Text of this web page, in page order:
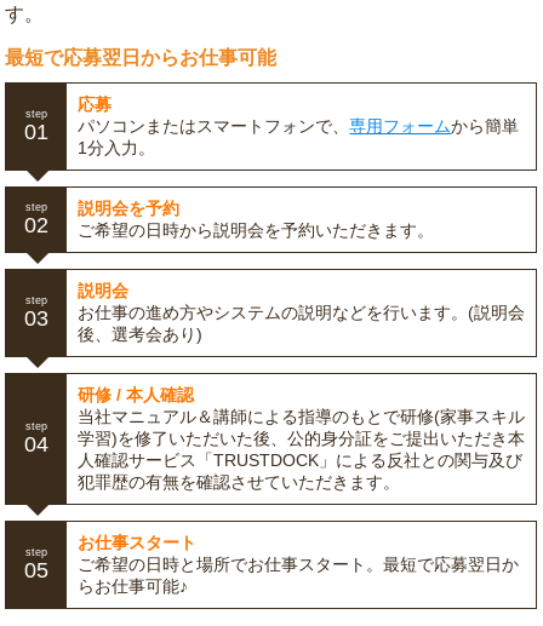
す。
最短で応募翌日からお仕事可能
step
01
応募
パソコンまたはスマートフォンで、専用フォームから簡単
1分入力。
step
02
説明会を予約
ご希望の日時から説明会を予約いただきます。
step
03
説明会
お仕事の進め方やシステムの説明などを行います。(説明会
後、選考会あり)
step
04
研修 / 本人確認
当社マニュアル＆講師による指導のもとで研修(家事スキル
学習)を修了いただいた後、公的身分証をご提出いただき本
人確認サービス「TRUSTDOCK」による反社との関与及び
犯罪歴の有無を確認させていただきます。
step
05
お仕事スタート
ご希望の日時と場所でお仕事スタート。最短で応募翌日か
らお仕事可能♪